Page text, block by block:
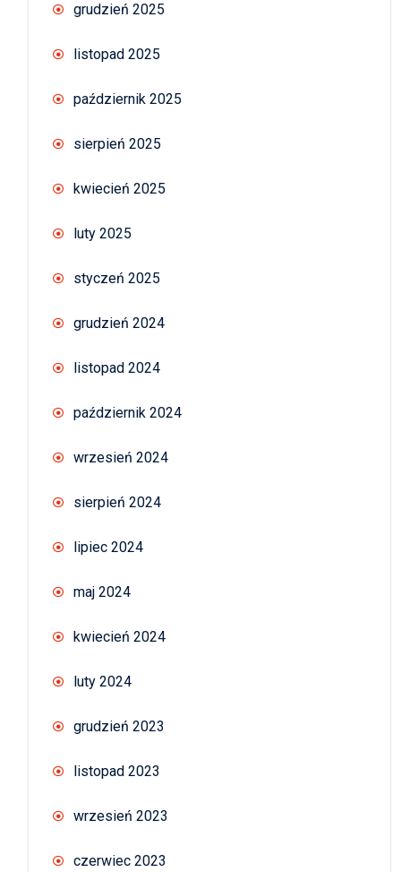
grudzień 2025
listopad 2025
październik 2025
sierpień 2025
kwiecień 2025
luty 2025
styczeń 2025
grudzień 2024
listopad 2024
październik 2024
wrzesień 2024
sierpień 2024
lipiec 2024
maj 2024
kwiecień 2024
luty 2024
grudzień 2023
listopad 2023
wrzesień 2023
czerwiec 2023